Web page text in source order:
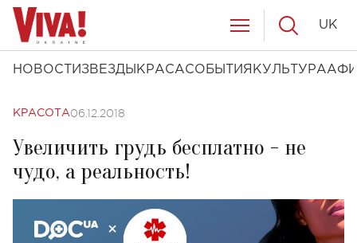
НОВОСТИ ЗВЕЗДЫ КРАСАСОБЫТИЯ КУЛЬТУРА
UK
КРАСОТА06.12.2018
Увеличить грудь бесплатно - не
чудо, а реальность!